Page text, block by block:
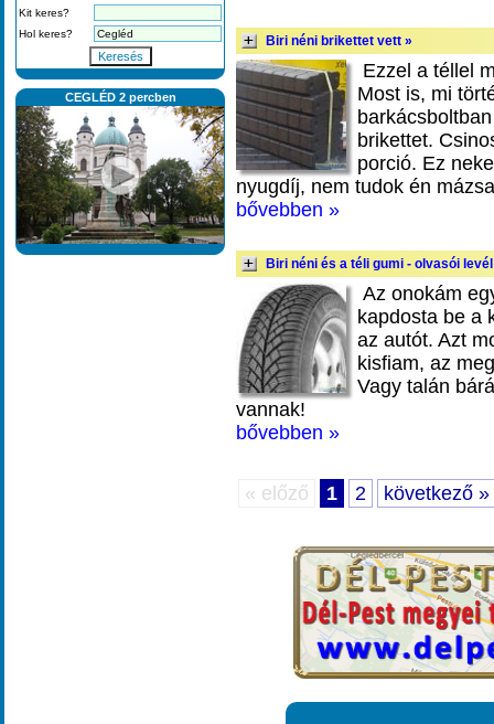
Kit keres?
Hol keres?
Keresés
CEGLÉD 2 percben
Biri néni brikettet vett »
Ezzel a téllel
Most is, mi
brikettet.
porció. Ez
nyugdíj, nem tudok én
bővebben »
Biri néni és a téli gumi - olvasói
Az onokám
kapdosta be a
az autót. Azt
kisfiam, az
Vagy talán
vannak!
bővebben »
« előző 1 2 következő »